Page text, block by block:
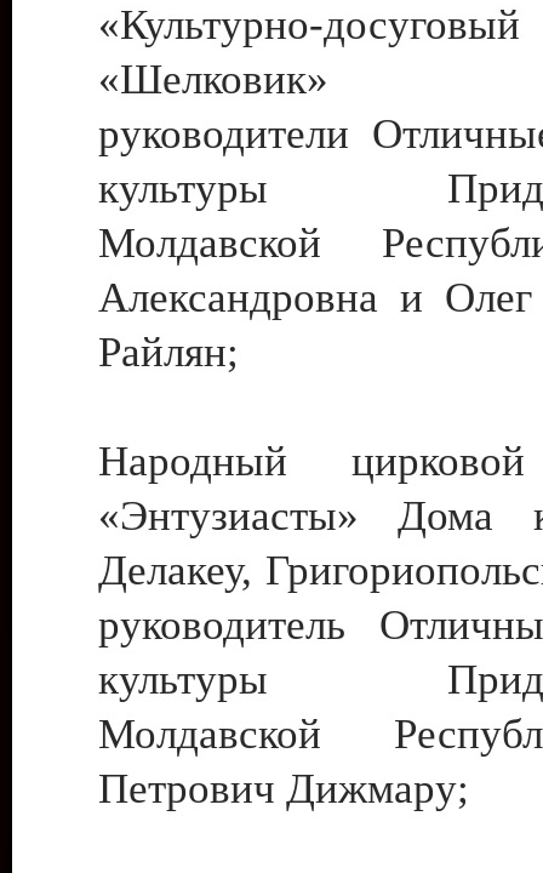
«Культурно-
«Шелковик»
руководители
культуры
Молдавской
Александровна и
Райлян;
Народный цирковой
«Энтузиасты» Дома
Делакеу,
руководитель
культуры
Молдавской
Петрович Дижмару;